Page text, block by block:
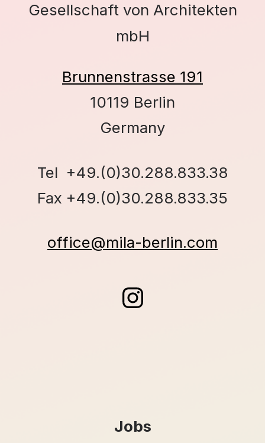
Gesellschaft von Architekten
mbH
Brunnenstrasse 191
10119 Berlin
Germany
Tel +49.(0)30.288.833.38
Fax +49.(0)30.288.833.35
office@mila-berlin.com
Jobs